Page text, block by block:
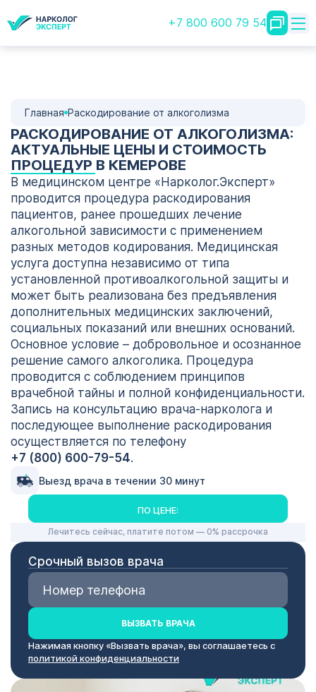
+7 800 600 79 54
Главная Раскодирование от алкоголизма
РАСКОДИРОВАНИЕ ОТ АЛКОГОЛИЗМА:
АКТУАЛЬНЫЕ ЦЕНЫ И СТОИМОСТЬ
ПРОЦЕДУР В КЕМЕРОВЕ
В медицинском центре «Нарколог.Эксперт»
проводится процедура раскодирования
пациентов, ранее прошедших лечение
алкогольной зависимости с применением
разных методов кодирования. Медицинская
услуга доступна независимо от типа
установленной противоалкогольной защиты и
может быть реализована без предъявления
дополнительных медицинских заключений,
социальных показаний или внешних оснований.
Основное условие – добровольное и осознанное
решение самого алкоголика. Процедура
проводится с соблюдением принципов
врачебной тайны и полной конфиденциальности.
Запись на консультацию врача-нарколога и
последующее выполнение раскодирования
осуществляется по телефону
+7 (800) 600-79-54.
ПО ЦЕНЕ:
Выезд врача в течении 30 минут
Лечитесь сейчас, платите потом — 0% рассрочка
Срочный вызов врача
ВЫЗВАТЬ ВРАЧА
Нажимая кнопку «Вызвать врача», вы соглашаетесь с
политикой конфиденциальности